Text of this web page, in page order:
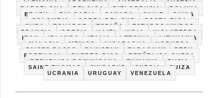
ALEMANIA ARGENTINA AUSTRALIA
AUSTRIA
BARCELONA
BELGICA BIELORRUSIA
BOLIVIA
BRAZIL
BULGARIA CANADA CHILE
CHINA
COLOMBIA
COREA DEL SUR
COSTA RICA
CUBA
ECUADOR ESPAÑA
ESTADOS UNIDOS
FRANCIA
GRECIA HAITI INDIA
INGLATERRA
IRAN
IRLANDA ITALIA LETONIA
LITHUANIA
MALASIA
MEXICO NICARAGUA
NORUEGA
PAISES BAJOS
PAKISTAN PARAGUAY
PERU
PORTUGAL
PUERTO RICO
REPÚBLICA CHECA
REPUBLICA DOMINICANA
RUMANIA
RUSIA
SAINT THOMAS
SINGAPUR SUECIA
SUIZA
UCRANIA
URUGUAY VENEZUELA